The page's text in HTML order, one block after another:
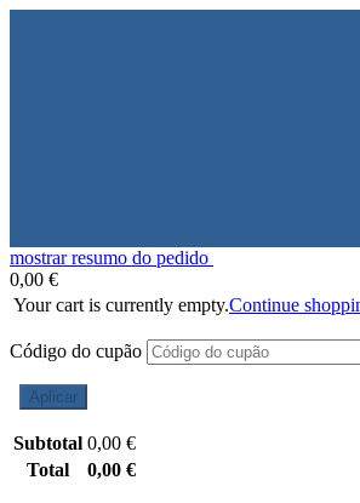
mostrar resumo do pedido
0,00 €
Your cart is currently empty.Continue
Código do cupão
Aplicar
Subtotal 0,00 €
Total
0,00 €